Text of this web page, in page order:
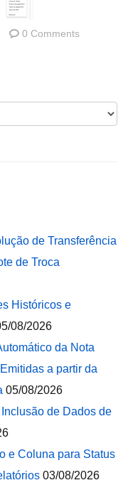
0 Comments
de Transferência
de Troca
Históricos e
08/2026
da Nota
a partir da
05/08/2026
de Dados de
e Coluna para Status
03/08/2026